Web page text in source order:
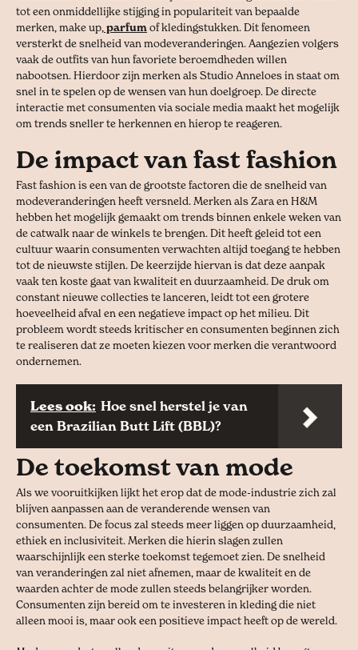
tot een onmiddellijke stijging in populariteit van bepaalde
merken, make up, parfum of kledingstukken. Dit fenomeen
versterkt de snelheid van modeveranderingen. Aangezien volgers
vaak de outfits van hun favoriete beroemdheden willen
nabootsen. Hierdoor zijn merken als Studio Anneloes in staat om
snel in te spelen op de wensen van hun doelgroep. De directe
interactie met consumenten via sociale media maakt het mogelijk
om trends sneller te herkennen en hierop te reageren.
De impact van fast fashion
Fast fashion is een van de grootste factoren die de snelheid van
modeveranderingen heeft versneld. Merken als Zara en H&M
hebben het mogelijk gemaakt om trends binnen enkele weken van
de catwalk naar de winkels te brengen. Dit heeft geleid tot een
cultuur waarin consumenten verwachten altijd toegang te hebben
tot de nieuwste stijlen. De keerzijde hiervan is dat deze aanpak
vaak ten koste gaat van kwaliteit en duurzaamheid. De druk om
constant nieuwe collecties te lanceren, leidt tot een grotere
hoeveelheid afval en een negatieve impact op het milieu. Dit
probleem wordt steeds kritischer en consumenten beginnen zich
te realiseren dat ze moeten kiezen voor merken die verantwoord
ondernemen.
Lees ook: Hoe snel herstel je van
een Brazilian Butt Lift (BBL)?
De toekomst van mode
Als we vooruitkijken lijkt het erop dat de mode-industrie zich zal
blijven aanpassen aan de veranderende wensen van
consumenten. De focus zal steeds meer liggen op duurzaamheid,
ethiek en inclusiviteit. Merken die hierin slagen zullen
waarschijnlijk een sterke toekomst tegemoet zien. De snelheid
van veranderingen zal niet afnemen, maar de kwaliteit en de
waarden achter de mode zullen steeds belangrijker worden.
Consumenten zijn bereid om te investeren in kleding die niet
alleen mooi is, maar ook een positieve impact heeft op de wereld.